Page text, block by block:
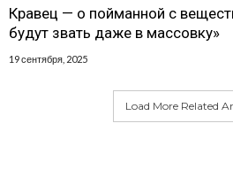
Кравец — о пойманной с
будут звать даже в массовку»
19 сентября, 2025
Load More Related